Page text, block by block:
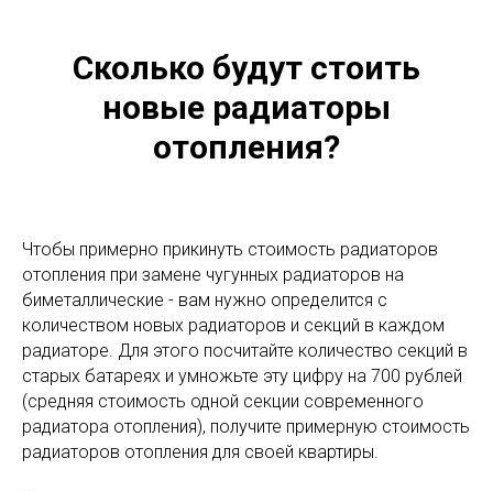
Сколько будут стоить
новые радиаторы
отопления?
Чтобы примерно прикинуть стоимость радиаторов
отопления при замене чугунных радиаторов на
биметаллические - вам нужно определится с
количеством новых радиаторов и секций в каждом
радиаторе. Для этого посчитайте количество секций в
старых батареях и умножьте эту цифру на 700 рублей
(средняя стоимость одной секции современного
радиатора отопления), получите примерную стоимость
радиаторов отопления для своей квартиры.